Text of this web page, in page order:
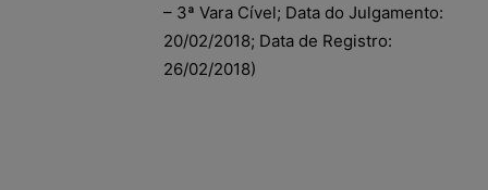
– 3ª Vara Cível; Data do Julgamento:
20/02/2018; Data de Registro:
26/02/2018)